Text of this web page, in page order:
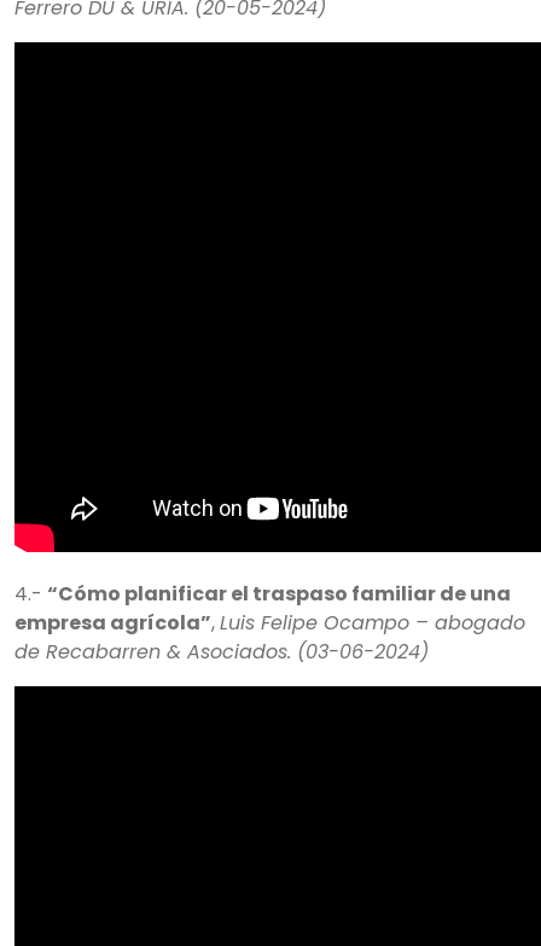
Ferrero DU & URÍA. (20-05-2024)
4.- “Cómo planificar el traspaso familiar de una
empresa agrícola”,Luis Felipe Ocampo – abogado
de Recabarren & Asociados. (03-06-2024)